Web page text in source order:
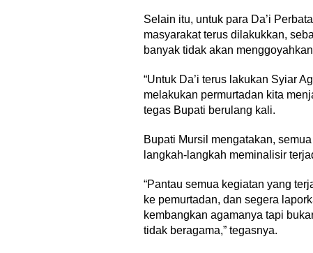
Selain itu, untuk para Da’i
masyarakat terus dilakukkan,
banyak tidak akan
“Untuk Da’i terus lakukan Syiar
melakukan permurtadan kita
tegas Bupati berulang kali.
Bupati Mursil mengatakan,
langkah-langkah meminalisir
“Pantau semua kegiatan yang
ke pemurtadan, dan segera
kembangkan agamanya tapi
tidak beragama,” tegasnya.